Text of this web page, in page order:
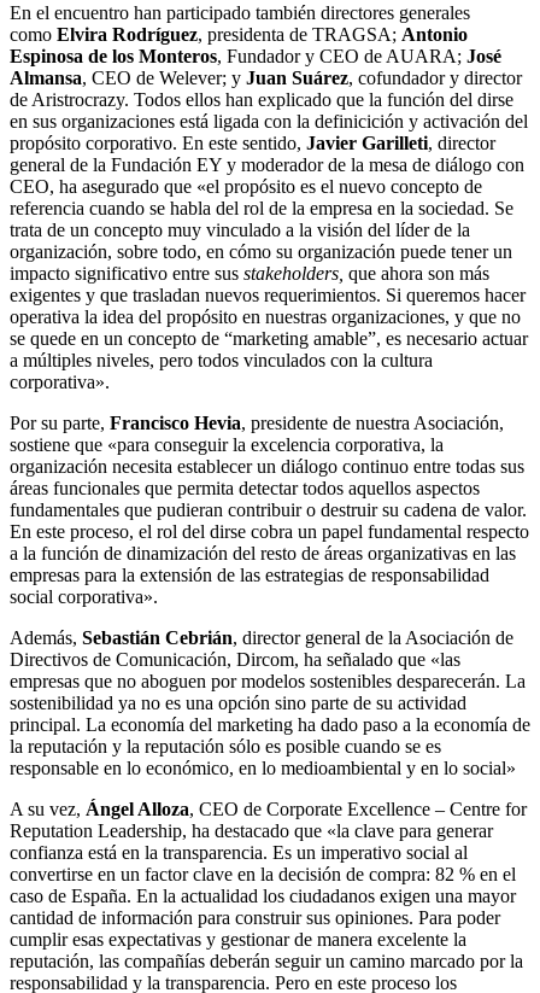
En el encuentro han participado también directores generales
como Elvira Rodríguez, presidenta de TRAGSA; Antonio
Espinosa de los Monteros, Fundador y CEO de AUARA; José
Almansa, CEO de Welever; y Juan Suárez, cofundador y director
de Aristrocrazy. Todos ellos han explicado que la función del dirse
en sus organizaciones está ligada con la definicición y activación del
propósito corporativo. En este sentido, Javier Garilleti, director
general de la Fundación EY y moderador de la mesa de diálogo con
CEO, ha asegurado que «el propósito es el nuevo concepto de
referencia cuando se habla del rol de la empresa en la sociedad. Se
trata de un concepto muy vinculado a la visión del líder de la
organización, sobre todo, en cómo su organización puede tener un
impacto significativo entre sus stakeholders, que ahora son más
exigentes y que trasladan nuevos requerimientos. Si queremos hacer
operativa la idea del propósito en nuestras organizaciones, y que no
se quede en un concepto de “marketing amable”, es necesario actuar
a múltiples niveles, pero todos vinculados con la cultura
corporativa».
Por su parte, Francisco Hevia, presidente de nuestra Asociación,
sostiene que «para conseguir la excelencia corporativa, la
organización necesita establecer un diálogo continuo entre todas sus
áreas funcionales que permita detectar todos aquellos aspectos
fundamentales que pudieran contribuir o destruir su cadena de valor.
En este proceso, el rol del dirse cobra un papel fundamental respecto
a la función de dinamización del resto de áreas organizativas en las
empresas para la extensión de las estrategias de responsabilidad
social corporativa».
Además, Sebastián Cebrián, director general de la Asociación de
Directivos de Comunicación, Dircom, ha señalado que «las
empresas que no aboguen por modelos sostenibles desparecerán. La
sostenibilidad ya no es una opción sino parte de su actividad
principal. La economía del marketing ha dado paso a la economía de
la reputación y la reputación sólo es posible cuando se es
responsable en lo económico, en lo medioambiental y en lo social»
A su vez, Ángel Alloza, CEO de Corporate Excellence – Centre for
Reputation Leadership, ha destacado que «la clave para generar
confianza está en la transparencia. Es un imperativo social al
convertirse en un factor clave en la decisión de compra: 82 % en el
caso de España. En la actualidad los ciudadanos exigen una mayor
cantidad de información para construir sus opiniones. Para poder
cumplir esas expectativas y gestionar de manera excelente la
reputación, las compañías deberán seguir un camino marcado por la
responsabilidad y la transparencia. Pero en este proceso los